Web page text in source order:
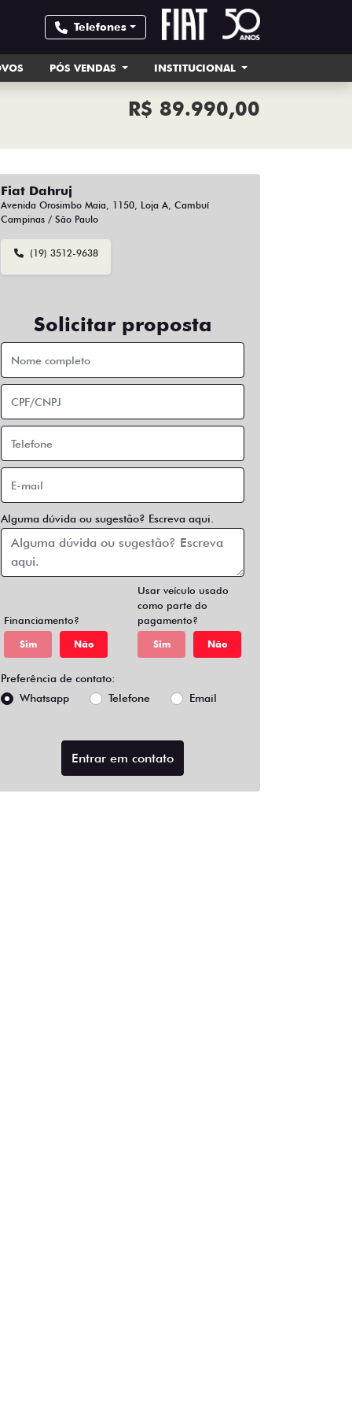
Telefones
PÓS VENDAS INSTITUCIONAL
R$ 89.990,00
Fiat Dahruj
Avenida Orosimbo Maia, 1150, Loja A, Cambuí
Campinas / São Paulo
(19) 3512-9638
Solicitar proposta
Alguma dúvida ou sugestão? Escreva aqui.
Financiamento?
Sim Não
Usar veículo usado
como parte do
pagamento?
Sim Não
Preferência de contato:
Whatsapp
Telefone Email
Entrar em contato